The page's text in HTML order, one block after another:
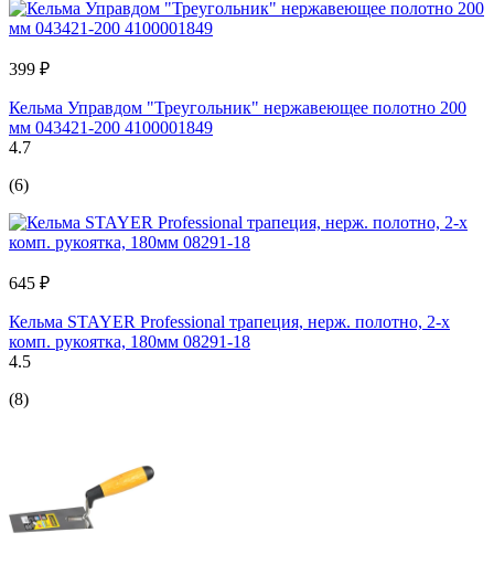
399 ₽
Кельма Управдом "Треугольник" нержавеющее полотно 200
мм 043421-200 4100001849
4.7
(6)
645 ₽
Кельма STAYER Professional трапеция, нерж. полотно, 2-х
комп. рукоятка, 180мм 08291-18
4.5
(8)